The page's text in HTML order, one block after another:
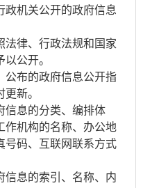
政机关公开的政府信息
律、行政法规和国家
公开。
布的政府信息公开指
新。
息的分类、编排体
作机构的名称、办公地
号码、互联网联系方式
息的索引、名称、内